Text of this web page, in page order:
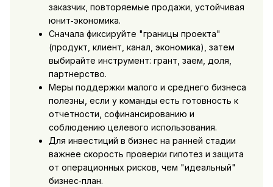
заказчик, повторяемые продажи, устойчивая
юнит‑экономика.
Сначала фиксируйте "границы проекта"
(продукт, клиент, канал, экономика), затем
выбирайте инструмент: грант, заем, доля,
партнерство.
Меры поддержки малого и среднего бизнеса
полезны, если у команды есть готовность к
отчетности, софинансированию и
соблюдению целевого использования.
Для инвестиций в бизнес на ранней стадии
важнее скорость проверки гипотез и защита
от операционных рисков, чем "идеальный"
бизнес‑план.